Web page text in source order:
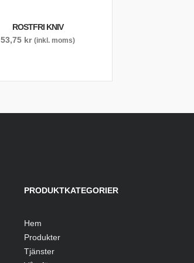
ROSTFRI KNIV
53,75 kr (inkl. moms)
PRODUKTKATEGORIER
Hem
Produkter
Tjänster